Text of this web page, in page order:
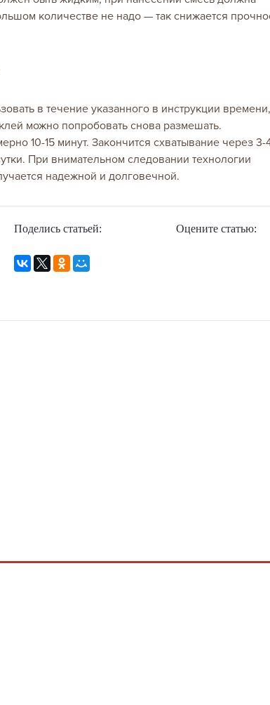
количестве не надо — так снижается
в течение указанного в инструкции времени,
можно попробовать снова размешать.
10-15 минут. Закончится схватывание через 3-
При внимательном следовании технологии
надежной и долговечной.
Оцените статью:
Поделись статьей: